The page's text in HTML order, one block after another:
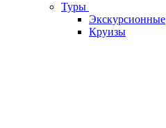
Туры
Экскурсионные
Круизы